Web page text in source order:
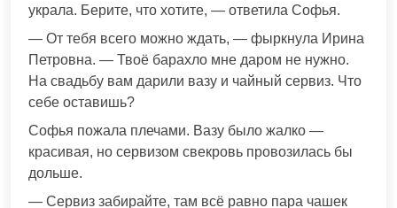
украла. Берите, что хотите, — ответила Софья.
— От тебя всего можно ждать, — фыркнула Ирина
Петровна. — Твоё барахло мне даром не нужно.
На свадьбу вам дарили вазу и чайный сервиз. Что
себе оставишь?
Софья пожала плечами. Вазу было жалко —
красивая, но сервизом свекровь провозилась бы
дольше.
— Сервиз забирайте, там всё равно пара чашек